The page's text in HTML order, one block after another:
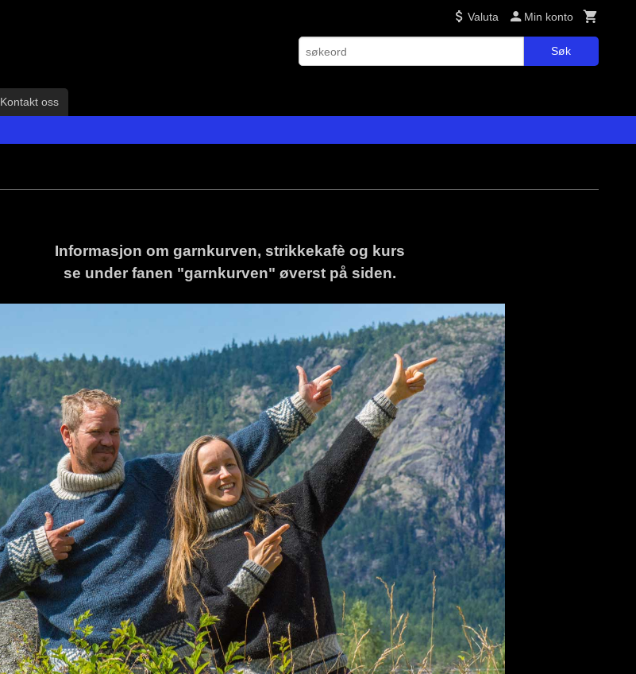
Valuta Min konto
Søk
Kontakt oss
Informasjon om garn kurven, strikkekafè og kurs
se under fanen "garnkurven" øverst på siden.